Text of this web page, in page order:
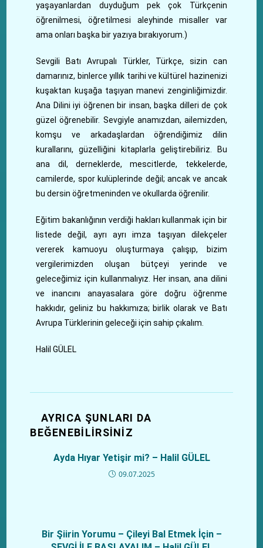
yaşayanlardan duyduğum pek çok Türkçenin
öğrenilmesi, öğretilmesi aleyhinde misaller var
ama onları başka bir yazıya bırakıyorum.)
Sevgili Batı Avrupalı Türkler, Türkçe, sizin can
damarınız, binlerce yıllık tarihi ve kültürel hazinenizi
kuşaktan kuşağa taşıyan manevi zenginliğimizdir.
Ana Dilini iyi öğrenen bir insan, başka dilleri de çok
güzel öğrenebilir. Sevgiyle anamızdan, ailemizden,
komşu ve arkadaşlardan öğrendiğimiz dilin
kurallarını, güzelliğini kitaplarla geliştirebiliriz. Bu
ana dil, derneklerde, mescitlerde, tekkelerde,
camilerde, spor kulüplerinde değil; ancak ve ancak
bu dersin öğretmeninden ve okullarda öğrenilir.
Eğitim bakanlığının verdiği hakları kullanmak için bir
listede değil, ayrı ayrı imza taşıyan dilekçeler
vererek kamuoyu oluşturmaya çalışıp, bizim
vergilerimizden oluşan bütçeyi yerinde ve
geleceğimiz için kullanmalıyız. Her insan, ana dilini
ve inancını anayasalara göre doğru öğrenme
hakkıdır, geliniz bu hakkımıza; birlik olarak ve Batı
Avrupa Türklerinin geleceği için sahip çıkalım.
Halil GÜLEL
AYRICA ŞUNLARI DA
BEĞENEBILIRSINIZ
Ayda Hıyar Yetişir mi? – Halil GÜLEL
09.07.2025
Bir Şiirin Yorumu – Çileyi Bal Etmek İçin –